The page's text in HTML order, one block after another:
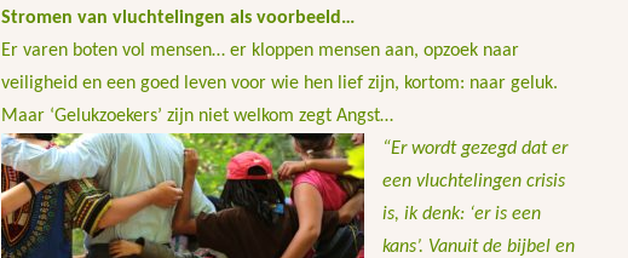
Stromen van vluchtelingen als voorbeeld…
Er varen boten vol mensen… er kloppen mensen aan, opzoek naar
veiligheid en een goed leven voor wie hen lief zijn, kortom: naar geluk.
Maar ‘Gelukzoekers’ zijn niet welkom zegt Angst…
“Er wordt gezegd dat er
een vluchtelingen crisis
is, ik denk: ‘er is een
kans’. Vanuit de bijbel en